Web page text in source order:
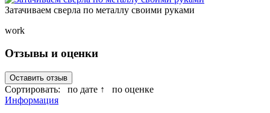
Затачиваем сверла по металлу своими руками
work
Отзывы и оценки
Оставить отзыв
Сортировать: по дате ↑
по оценке
Информация